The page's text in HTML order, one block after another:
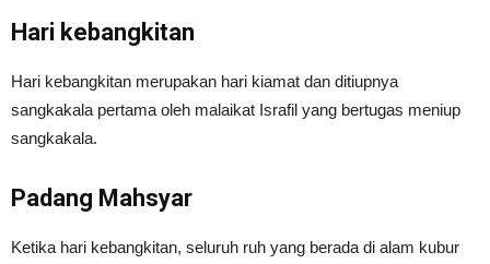
Hari kebangkitan
Hari kebangkitan merupakan hari kiamat dan ditiupnya
sangkakala pertama oleh malaikat Israfil yang bertugas meniup
sangkakala.
Padang Mahsyar
Ketika hari kebangkitan, seluruh ruh yang berada di alam kubur